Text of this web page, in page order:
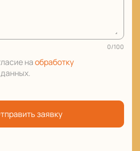
0/100
наобработку
.
заявку